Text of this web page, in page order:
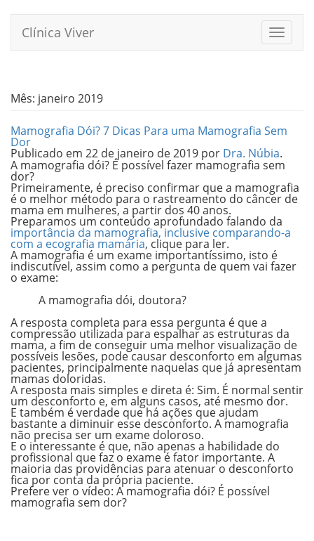
Pular
para
o
conteúdo
Clínica Viver
Mês: janeiro 2019
Mamografia Dói? 7 Dicas Para uma Mamografia Sem
Dor
Publicado em 22 de janeiro de 2019 por Dra. Núbia.
A mamografia dói? É possível fazer mamografia sem
dor?
Primeiramente, é preciso confirmar que a mamografia
é o melhor método para o rastreamento do câncer de
mama em mulheres, a partir dos 40 anos.
Preparamos um conteúdo aprofundado falando da
importância da mamografia, inclusive comparando-a
com a ecografia mamária, clique para ler.
A mamografia é um exame importantíssimo, isto é
indiscutível, assim como a pergunta de quem vai fazer
o exame:
A mamografia dói, doutora?
A resposta completa para essa pergunta é que a
compressão utilizada para espalhar as estruturas da
mama, a fim de conseguir uma melhor visualização de
possíveis lesões, pode causar desconforto em algumas
pacientes, principalmente naquelas que já apresentam
mamas doloridas.
A resposta mais simples e direta é: Sim. É normal sentir
um desconforto e, em alguns casos, até mesmo dor.
E também é verdade que há ações que ajudam
bastante a diminuir esse desconforto. A mamografia
não precisa ser um exame doloroso.
E o interessante é que, não apenas a habilidade do
profissional que faz o exame é fator importante. A
maioria das providências para atenuar o desconforto
fica por conta da própria paciente.
Prefere ver o vídeo: A mamografia dói? É possível
mamografia sem dor?